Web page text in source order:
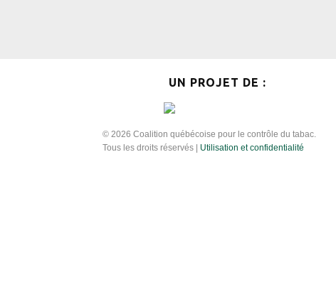
UN PROJET DE :
© 2026 Coalition québécoise pour le contrôle du tabac.
Tous les droits réservés | Utilisation et confidentialité